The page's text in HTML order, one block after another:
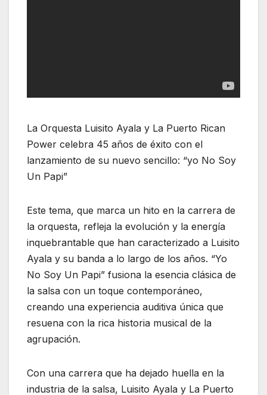
La Orquesta Luisito Ayala y La Puerto Rican
Power celebra 45 años de éxito con el
lanzamiento de su nuevo sencillo: “yo No Soy
Un Papi”
Este tema, que marca un hito en la carrera de
la orquesta, refleja la evolución y la energía
inquebrantable que han caracterizado a Luisito
Ayala y su banda a lo largo de los años. “Yo
No Soy Un Papi” fusiona la esencia clásica de
la salsa con un toque contemporáneo,
creando una experiencia auditiva única que
resuena con la rica historia musical de la
agrupación.
Con una carrera que ha dejado huella en la
industria de la salsa, Luisito Ayala y La Puerto